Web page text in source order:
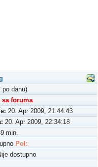
po danu)
sa foruma
20. Apr 2009, 21:44:43
20. Apr 2009, 22:34:18
min.
Pol:
dostupno